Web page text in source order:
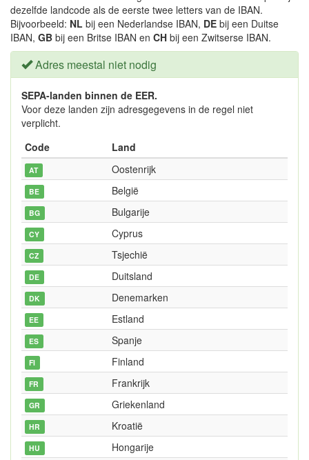
dezelfde landcode als de eerste twee letters van de IBAN.
Bijvoorbeeld: NL bij een Nederlandse IBAN, DE bij een Duitse
IBAN, GB bij een Britse IBAN en CH bij een Zwitserse IBAN.
Adres meestal niet nodig
SEPA-landen binnen de EER.
Voor deze landen zijn adresgegevens in de regel niet
verplicht.
Code
Land
AT Oostenrijk
BE België
BG Bulgarije
CY Cyprus
CZ Tsjechië
DE Duitsland
DK Denemarken
EE Estland
ES Spanje
FI Finland
FR Frankrijk
GR Griekenland
HR Kroatië
HU Hongarije